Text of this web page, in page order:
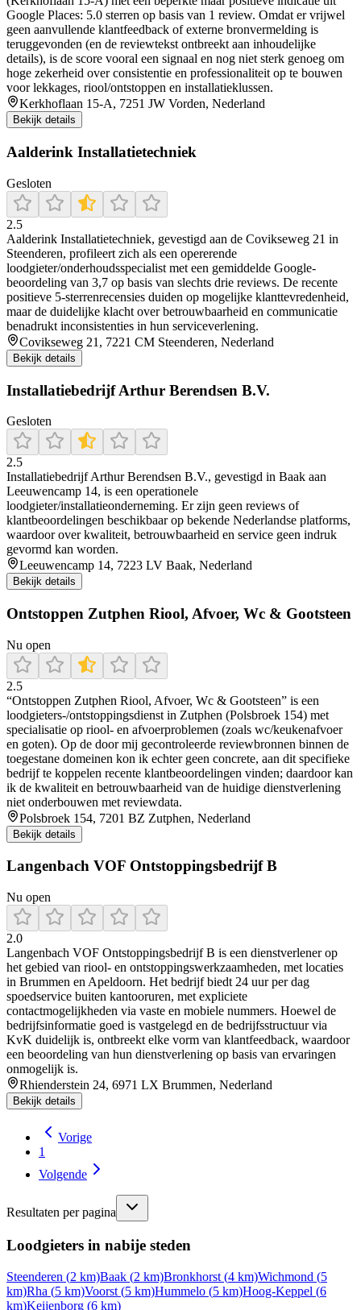
Google Places: 5.0 sterren op basis van 1 review. Omdat er vrijwel
geen aanvullende klantfeedback of externe bronvermelding is
teruggevonden (en de reviewtekst ontbreekt aan inhoudelijke
details), is de score vooral een signaal en nog niet sterk genoeg om
hoge zekerheid over consistentie en professionaliteit op te bouwen
voor lekkages, riool/ontstoppen en installatieklussen.
Kerkhoflaan 15-A, 7251 JW Vorden, Nederland
Bekijk details
Aalderink Installatietechniek
Gesloten
2.5
Aalderink Installatietechniek, gevestigd aan de Covikseweg 21 in
Steenderen, profileert zich als een opererende
loodgieter/onderhoudsspecialist met een gemiddelde Google-
beoordeling van 3,7 op basis van slechts drie reviews. De recente
positieve 5-sterrenrecensies duiden op mogelijke klanttevredenheid,
maar de duidelijke klacht over betrouwbaarheid en communicatie
benadrukt inconsistenties in hun serviceverlening.
Covikseweg 21, 7221 CM Steenderen, Nederland
Bekijk details
Installatiebedrijf Arthur Berendsen B.V.
Gesloten
2.5
Installatiebedrijf Arthur Berendsen B.V., gevestigd in Baak aan
Leeuwencamp 14, is een operationele
loodgieter/installatieonderneming. Er zijn geen reviews of
klantbeoordelingen beschikbaar op bekende Nederlandse platforms,
waardoor over kwaliteit, betrouwbaarheid en service geen indruk
gevormd kan worden.
Leeuwencamp 14, 7223 LV Baak, Nederland
Bekijk details
Ontstoppen Zutphen Riool, Afvoer, Wc & Gootsteen
Nu open
2.5
“Ontstoppen Zutphen Riool, Afvoer, Wc & Gootsteen” is een
loodgieters-/ontstoppingsdienst in Zutphen (Polsbroek 154) met
specialisatie op riool- en afvoerproblemen (zoals wc/keukenafvoer
en goten). Op de door mij gecontroleerde reviewbronnen binnen de
toegestane domeinen kon ik echter geen concrete, aan dit specifieke
bedrijf te koppelen recente klantbeoordelingen vinden; daardoor kan
ik de kwaliteit en betrouwbaarheid van de huidige dienstverlening
niet onderbouwen met reviewdata.
Polsbroek 154, 7201 BZ Zutphen, Nederland
Bekijk details
Langenbach VOF Ontstoppingsbedrijf B
Nu open
2.0
Langenbach VOF Ontstoppingsbedrijf B is een dienstverlener op
het gebied van riool- en ontstop­pings­werkzaamheden, met locaties
in Brummen en Apeldoorn. Het bedrijf biedt 24 uur per dag
spoedservice buiten kantooruren, met expliciete
contactmogelijkheden via vaste en mobiele nummers. Hoewel de
bedrijfsinformatie goed is vastgelegd en de bedrijfsstructuur via
KvK duidelijk is, ontbreekt elke vorm van klantfeedback, waardoor
een beoordeling van hun dienstverlening op basis van ervaringen
onmogelijk is.
Rhienderstein 24, 6971 LX Brummen, Nederland
Bekijk details
Vorige
1
Volgende
Resultaten per pagina
Loodgieters in nabije steden
Steenderen (2 km)Baak (2 km)Bronkhorst (4 km)Wichmond (5
km)Rha (5 km)Voorst (5 km)Hummelo (5 km)Hoog-Keppel (6
km)Keijenborg (6 km)